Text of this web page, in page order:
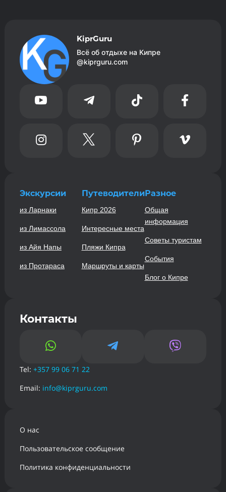
KiprGuru
Всё об отдыхе на Кипре
@kiprguru.com
   
   
Экскурсии
из Ларнаки
из Лимассола
из Айя Напы
из Протараса
Путеводители
Кипр 2026
Интересные места
Пляжи Кипра
Маршруты и карты
Разное
Общая
информация
Советы туристам
События
Блог о Кипре
Контакты
  
Tel: +357 99 06 71 22
Email: info@kiprguru.com
О нас
Пользовательское сообщение
Политика конфиденциальности